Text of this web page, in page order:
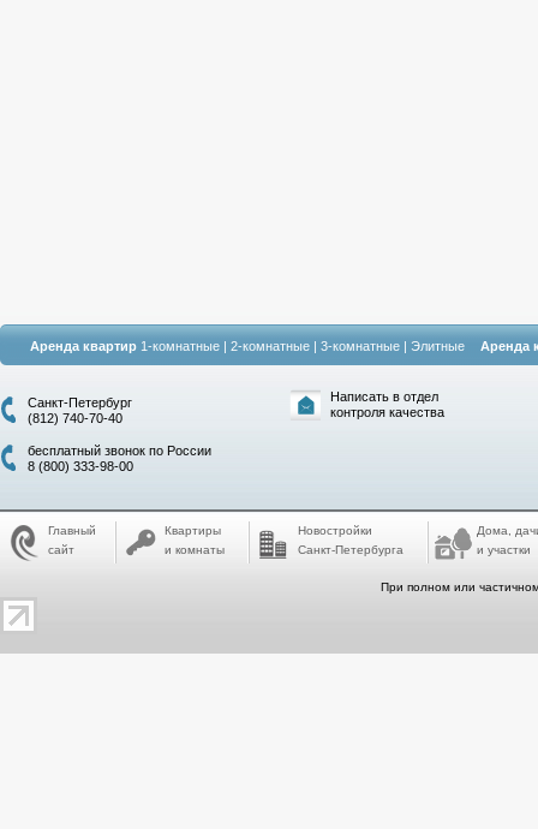
Аренда квартир 1-комнатные | 2-комнатные | 3-комнатные | Элитные Аренда
Санкт-Петербург
(812) 740-70-40
бесплатный звонок по России
8 (800) 333-98-00
Написать в отдел
контроля качества
Главный
сайт
Квартиры
и комнаты
Новостройки
Санкт-Петербурга
Дома,
и участки
При полном или